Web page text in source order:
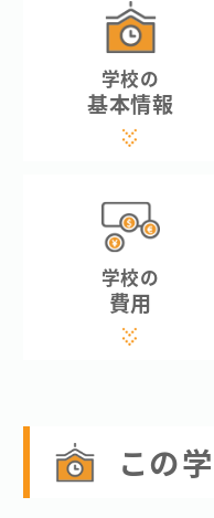
学校の
基本情報
学校の
費用
この